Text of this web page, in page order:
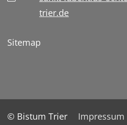
trier.de
Sitemap
© Bistum Trier
Impressum